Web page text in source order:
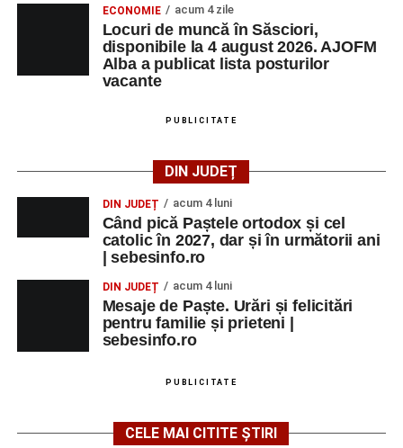
Fanfarei din Petrești;
Trupei de Dansuri Săsești;
Alexandrei Pamfilie;
(Italia, 2024), film de familie, AP12, după o poveste
de Federico Fellini și Tullio Pinelli.
MARȚI, 25 AUGUST 2026
Grădina Muzeului Municipal „Ioan
Raica” Sebeș
„Armonia artelor” – salon literar și întâlnire
(Italia, 2025), dramă inspirată de povestea nașterii operei
de Antonio Vivaldi (rating N-15).
ECONOMIE acum 4 zile
Locuri de muncă în Săsciori,
disponibile la 4 august 2026. AJOFM
Alba a publicat lista posturilor
vacante
PUBLICITATE
DIN JUDEȚ
DIN JUDEȚ acum 4 luni
Când pică Paștele ortodox și cel
catolic în 2027, dar și în următorii ani
| sebesinfo.ro
DIN JUDEȚ acum 4 luni
Mesaje de Paște. Urări și felicitări
pentru familie și prieteni |
sebesinfo.ro
PUBLICITATE
CELE MAI CITITE ȘTIRI